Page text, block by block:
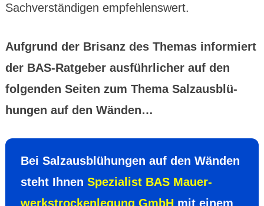
Sach­ver­stän­digen empfeh­lenswert.
Aufgrund der Brisanz des Themas infor­miert
der BAS-Ratgeber ausführ­licher auf den
folgenden Seiten zum Thema Salz­aus­blü­
hungen auf den Wänden…
Bei Salzaus­blühungen auf den Wänden
steht Ihnen Spezialist BAS Mauer­
werks­trocken­legung GmbHmit einem